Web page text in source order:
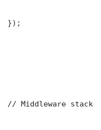
});
// Middleware stack